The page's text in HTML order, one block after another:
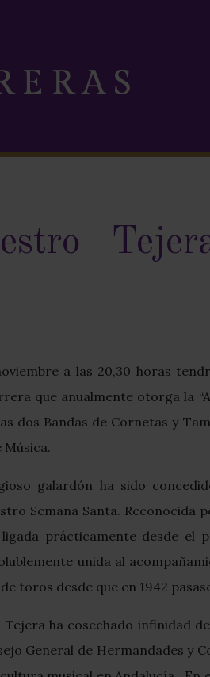
a las 20,30 horas
que anualmente otorga la
dos Bandas de Cornetas y
Música.
galardón ha sido
Semana Santa.
prácticamente desde el
unida al
toros desde que en 1942
ha cosechado infinidad
General de Hermandades y